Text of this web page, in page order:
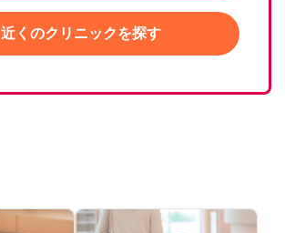
近くのクリニックを探す